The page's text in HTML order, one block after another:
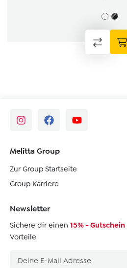
Melitta Group
Zur Group Startseite
Group Karriere
Newsletter
Sichere dir einen 15% - Gutschein
Vorteile